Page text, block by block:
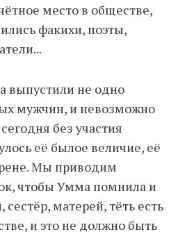
место в обществе,
факихи, поэты,
не одно
мужчин, и невозможно
без участия
её былое величие, её
Мы приводим
чтобы Умма помнила и
сестёр, матерей, тёть есть
и это не должно быть